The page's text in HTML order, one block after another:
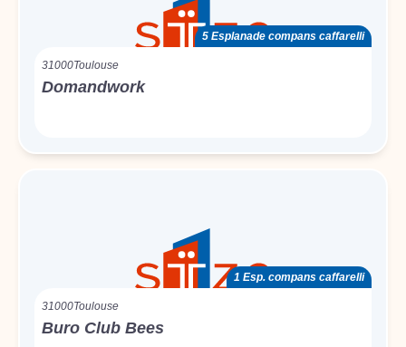
5 Esplanade compans caffarelli
31000Toulouse
Domandwork
1 Esp. compans caffarelli
31000Toulouse
Buro Club Bees